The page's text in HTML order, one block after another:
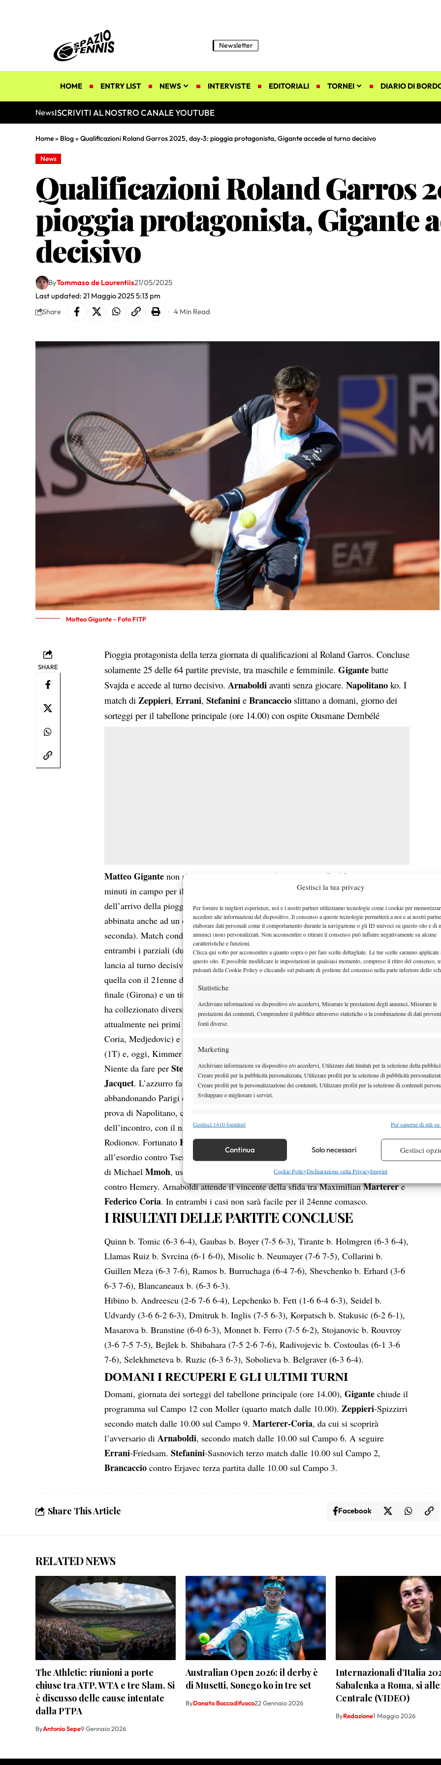
Gestisci la tua privacy
Per fornire le migliori esperienze, noi e i nostri partner utilizziamo tecnologie come i cookie per
accedere alle informazioni del dispositivo. Il consenso a queste tecnologie permetterà a noi e ai nostri
elaborare dati personali come il comportamento durante la navigazione o gli ID univoci su questo sito e di
annunci (non) personalizzati. Non acconsentire o ritirare il consenso può influire negativamente su alcune
caratteristiche e funzioni.
Clicca qui sotto per acconsentire a quanto sopra o per fare scelte dettagliate. Le tue scelte saranno applicate
questo sito. È possibile modificare le impostazioni in qualsiasi momento, compreso il ritiro del consenso,
pulsanti della Cookie Policy o cliccando sul pulsante di gestione del consenso nella parte inferiore dello
Statistiche
Archiviare informazioni su dispositivo e/o accedervi, Misurare le prestazioni degli annunci, Misurare le
prestazioni dei contenuti, Comprendere il pubblico attraverso statistiche o la combinazione di dati
fonti diverse.
Marketing
Archiviare informazioni su dispositivo e/o accedervi, Utilizzare dati limitati per la selezione della
Creare profili per la pubblicità personalizzata, Utilizzare profili per la selezione di pubblicità
Creare profili per la personalizzazione dei contenuti, Utilizzare profili per la selezione di contenuti
Sviluppare e migliorare i servizi.
Funzionalità
Identificare i dispositivi in base alle informazioni trasmesse automaticamente.
Garantire la sicurezza, prevenire e rilevare frodi, correggere errori,
Erogare e presentare pubblicità e contenuto, Salvare e comunicare le
scelte sulla privacy.
Gestisci 1410 fornitori Per saperne di più
Continua Solo necessari Gestisci
Cookie PolicyDichiarazione sulla PrivacyImprint
Newsletter
HOME ENTRY LIST NEWS INTERVISTE EDITORIALI TORNEI DIARIO DI
NewsISCRIVITI AL NOSTRO CANALE YOUTUBE
Home» Blog» Qualificazioni Roland Garros 2025, day-3: pioggia protagonista, Gigante accede al turno decisivo
News
Qualificazioni Roland Garros
pioggia protagonista, Gigante
decisivo
Last updated: 21 Maggio 2025 5:13 pm
ByTommaso de Laurentiis21/05/2025
Share 4 Min Read
Matteo Gigante - Foto FITP
SHARE
Pioggia protagonista della terza giornata di qualificazioni al Roland Garros. Concluse
solamente 25 delle 64 partite previste, tra maschile e femminile.Gigante batte
Svajda e accede al turno decisivo. Arnaboldi avanti senza giocare.Napolitano ko. I
match di Zeppieri,Errani,Stefanini eBrancaccio slittano a domani, giorno dei
sorteggi per il tabellone principale (ore 14.00) con ospite Ousmane Dembélé
Matteo Gigante non sbaglia e rifila un doppio 6-4 a Zachary Svajda
minuti in campo per il tennista romano, che riesce a chiudere i conti prima
dell’arrivo della pioggia. Solita buona percentuale di prime in campo (63%),
abbinata anche ad un ottimo rendimento complessivo (75% sulla prima, 47% sulla
seconda). Match condotto dall’inizio alla fine, con qualche piccolo intoppo in
entrambi i parziali (due break subiti nel primo e uno nel secondo set). Gigante si
lancia al turno decisivo, dove affronterà il giovane ElmerMoller. Sfida affascinante
quella con il 21enne danese, già arrivato alle porte della top 100 (n.108) grazie a una
finale (Girona) e un titolo (Oeiras) nel circuito Challenger. Lo scandinavo nel 2025
ha collezionato diversi successi con diversi giocatori passati dalla top 100 o
attualmente nei primi 100 (Basavareddy, Comesana, Safiullin, Monteiro, Lajovic,
Coria, Medjedovic) e si presenta all’ultimo turno dopo aver sconfitto Facundo Bagnis
(1T) e, oggi, Kimmer Coppejans.
Niente da fare perStefano Napolitano, che cede in tre set al padrone di casa Kyrian
Jacquet. L’azzurro fa partita pari per oltre un’ora, ma crolla nel terzo set
abbandonando Parigi con il punteggio di 6-3 2-6 6-0 in favore del francese. Buona
prova di Napolitano, che ha dimostrato di poter competere, quasi per tutta la durata
dell’incontro, con il n.151 del mondo. Al turno decisivo Jacquet avrà l’austriaco Juri
Rodionov. FortunatoFederico Arnaboldi. Il numero 186 Atp, dopo la super vittoria
all’esordio contro Tseng, accede all’ultimo turno senza giocare in seguito al walkover
di MichaelMmoh, uscito probabilmente acciaccato dalle tre ore di gioco di ieri
contro Hemery. Arnaboldi attende il vincente della sfida tra MaximilianMarterere
Federico Coria. In entrambi i casi non sarà facile per il 24enne comasco.
I RISULTATI DELLE PARTITE CONCLUSE
Quinn b. Tomic (6-3 6-4), Gaubas b. Boyer (7-5 6-3), Tirante b. Holmgren (6-3 6-4),
Llamas Ruiz b. Svrcina (6-1 6-0), Misolic b. Neumayer (7-6 7-5), Collarini b.
Guillen Meza (6-3 7-6), Ramos b. Burruchaga (6-4 7-6), Shevchenko b. Erhard (3-6
6-3 7-6), Blancaneaux b. (6-3 6-3).
Hibino b. Andreescu (2-6 7-6 6-4), Lepchenko b. Fett (1-6 6-4 6-3), Seidel b.
Udvardy (3-6 6-2 6-3), Dmitruk b. Inglis (7-5 6-3), Korpatsch b. Stakusic (6-2 6-1),
Masarova b. Branstine (6-0 6-3), Monnet b. Ferro (7-5 6-2), Stojanovic b. Rouvroy
(3-6 7-5 7-5), Bejlek b. Shibahara (7-5 2-6 7-6), Radivojevic b. Costoulas (6-1 3-6
7-6), Selekhmeteva b. Ruzic (6-3 6-3), Sobolieva b. Belgraver (6-3 6-4).
DOMANI I RECUPERI E GLI ULTIMI TURNI
Domani, giornata dei sorteggi del tabellone principale (ore 14.00),Gigante chiude il
programma sul Campo 12 con Moller (quarto match dalle 10.00). Zeppieri-Spizzirri
secondo match dalle 10.00 sul Campo 9.Marterer-Coria, da cui si scoprirà
l’avversario di Arnaboldi, secondo match dalle 10.00 sul Campo 6. A seguire
Errani-Friedsam.Stefanini-Sasnovich terzo match dalle 10.00 sul Campo 2,
Brancaccio contro Erjavec terza partita dalle 10.00 sul Campo 3.
Share This Article Facebook
RELATED NEWS
The Athletic: riunioni a porte
chiuse tra ATP, WTA e tre Slam. Si
è discusso delle cause intentate
dalla PTPA
ByAntonio Sepe9 Gennaio 2026
Australian Open 2026: il derby è
di Musetti, Sonego ko in tre set
ByDonato Boccadifuoco22 Gennaio 2026
Internazionali d’Italia
Sabalenka a Roma, si
Centrale (VIDEO)
ByRedazione1 Maggio 2026